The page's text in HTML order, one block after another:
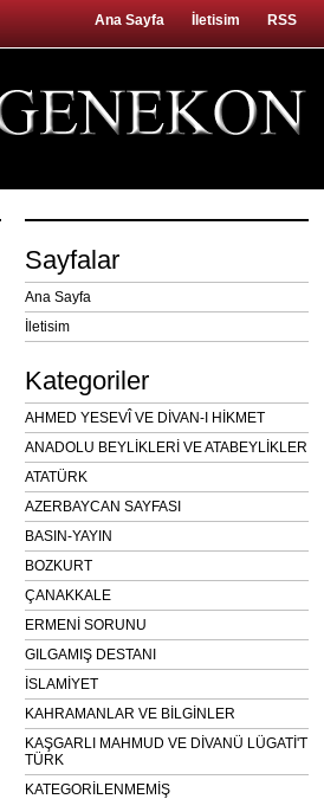
Ana Sayfa İletisim RSS
Sayfalar
Ana Sayfa
İletisim
Kategoriler
AHMED YESEVÎ VE DİVAN-I HİKMET
ANADOLU BEYLİKLERİ VE ATABEYLİKLER
ATATÜRK
AZERBAYCAN SAYFASI
BASIN-YAYIN
BOZKURT
ÇANAKKALE
ERMENİ SORUNU
GILGAMIŞ DESTANI
İSLAMİYET
KAHRAMANLAR VE BİLGİNLER
KAŞGARLI MAHMUD VE DİVANÜ LÜGATİ'T
TÜRK
KATEGORİLENMEMİŞ